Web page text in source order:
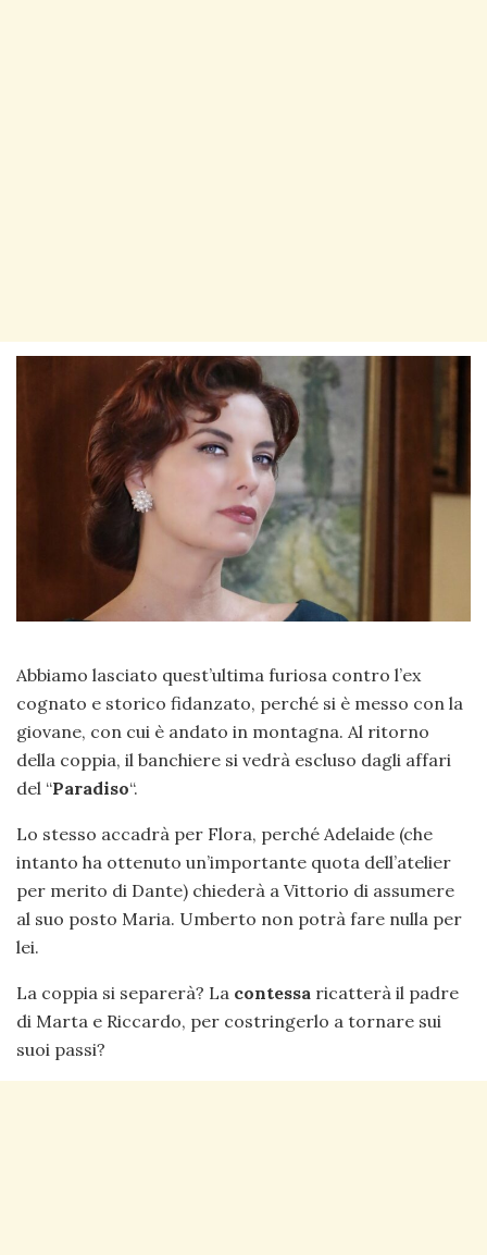
Abbiamo lasciato quest’ultima furiosa contro l’ex
cognato e storico fidanzato, perché si è messo con la
giovane, con cui è andato in montagna. Al ritorno
della coppia, il banchiere si vedrà escluso dagli affari
del “Paradiso“.
Lo stesso accadrà per Flora, perché Adelaide (che
intanto ha ottenuto un’importante quota dell’atelier
per merito di Dante) chiederà a Vittorio di assumere
al suo posto Maria. Umberto non potrà fare nulla per
lei.
La coppia si separerà? La contessa ricatterà il padre
di Marta e Riccardo, per costringerlo a tornare sui
suoi passi?